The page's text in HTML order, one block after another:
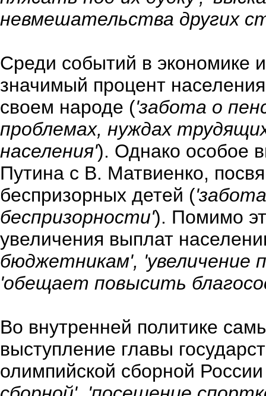
невмешательства других
Среди событий в экономике
значимый процент
своем народе ('забота о
проблемах, нуждах
населения'). Однако особое
Путина с В. Матвиенко,
беспризорных детей (
беспризорности'). Помимо
увеличения выплат
бюджетникам', 'увеличение
'обещает повысить
Во внутренней политике
выступление главы
олимпийской сборной